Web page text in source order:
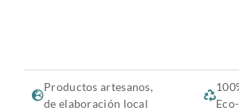
Productos artesanos,
de elaboración local